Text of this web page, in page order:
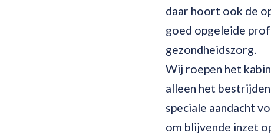
daar hoort ook de
goed opgeleide
gezondheidszorg.
Wij roepen het
alleen het
speciale aandacht
om blijvende inzet